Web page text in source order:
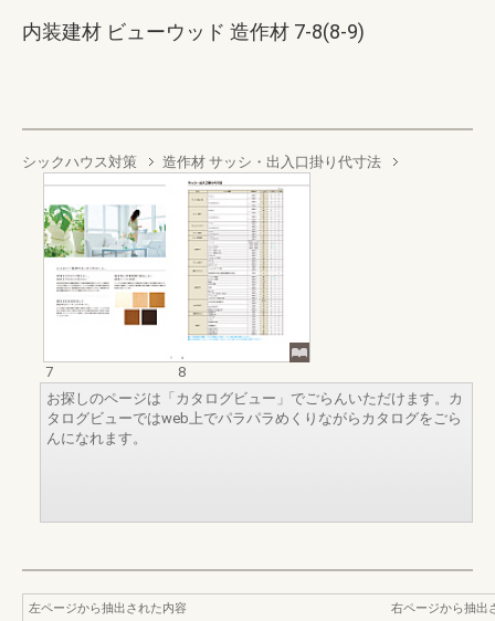
内装建材 ビューウッド 造作材 7-8(8-9)
シックハウス対策 造作材 サッシ・出入口掛り代寸法
7
8
お探しのページは「カタログビュー」でごらんいただけます。カ
タログビューではweb上でパラパラめくりながらカタログをごら
んになれます。
左ページから抽出された内容
右ページから抽出